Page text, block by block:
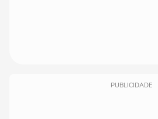
PUBLICIDADE